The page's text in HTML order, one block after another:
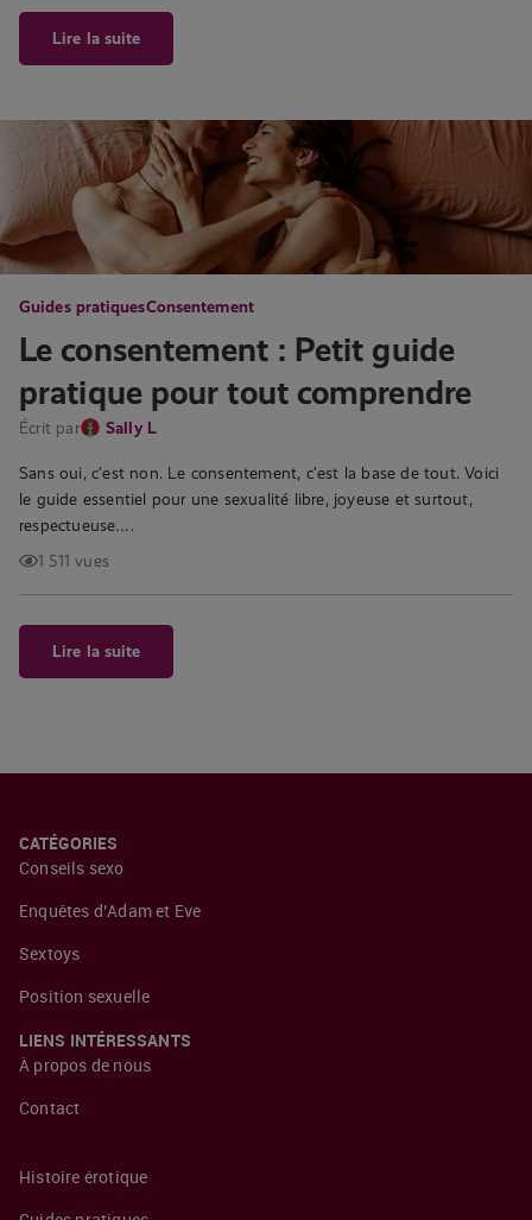
Lire la suite
Guides pratiquesConsentement
Le consentement : Petit guide
pratique pour tout comprendre
Écrit par Sally L
Sans oui, c’est non. Le consentement, c’est la base de tout. Voici
le guide essentiel pour une sexualité libre, joyeuse et surtout,
respectueuse….
1 511 vues
Lire la suite
CATÉGORIES
Conseils sexo
Enquêtes d’Adam et Eve
Sextoys
Position sexuelle
LIENS INTÉRESSANTS
À propos de nous
Contact
Histoire érotique